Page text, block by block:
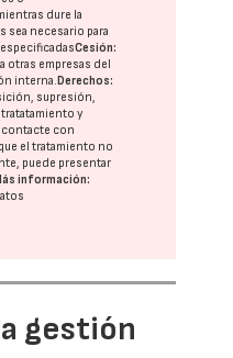
dure la
sea necesario para
Cesión:
otras empresas del
interna.Derechos:
supresión,
y
contacte con
el tratamiento no
puede presentar
información:
gestión